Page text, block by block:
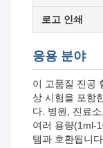
로고 인쇄
응용 분야
이 고품질 진공
상 시험을 포함
다. 병원, 진료
여러 용량(1ml-
템과 호환됩니